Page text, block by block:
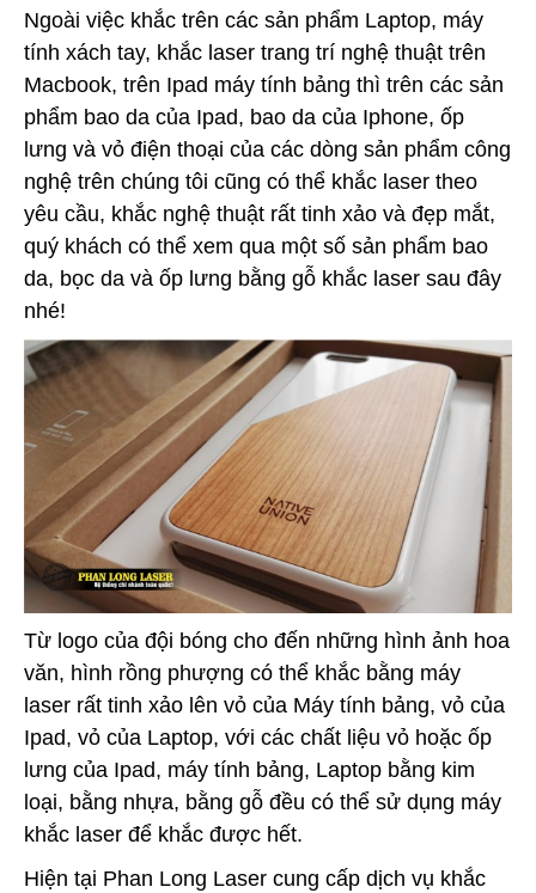
Ngoài việc khắc trên các sản phẩm Laptop, máy
tính xách tay, khắc laser trang trí nghệ thuật trên
Macbook, trên Ipad máy tính bảng thì trên các sản
phẩm bao da của Ipad, bao da của Iphone, ốp
lưng và vỏ điện thoại của các dòng sản phẩm công
nghệ trên chúng tôi cũng có thể khắc laser theo
yêu cầu, khắc nghệ thuật rất tinh xảo và đẹp mắt,
quý khách có thể xem qua một số sản phẩm bao
da, bọc da và ốp lưng bằng gỗ khắc laser sau đây
nhé!
Từ logo của đội bóng cho đến những hình ảnh hoa
văn, hình rồng phượng có thể khắc bằng máy
laser rất tinh xảo lên vỏ của Máy tính bảng, vỏ của
Ipad, vỏ của Laptop, với các chất liệu vỏ hoặc ốp
lưng của Ipad, máy tính bảng, Laptop bằng kim
loại, bằng nhựa, bằng gỗ đều có thể sử dụng máy
khắc laser để khắc được hết.
Hiện tại Phan Long Laser cung cấp dịch vụ khắc